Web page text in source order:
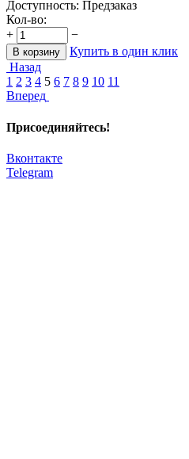
Доступность: Предзаказ
Кол-во:
+
−
В корзину
Купить в один клик
Назад
1 2 3 4 5 6 7 8 9 10 11
Вперед
Присоединяйтесь!
Вконтакте
Telegram